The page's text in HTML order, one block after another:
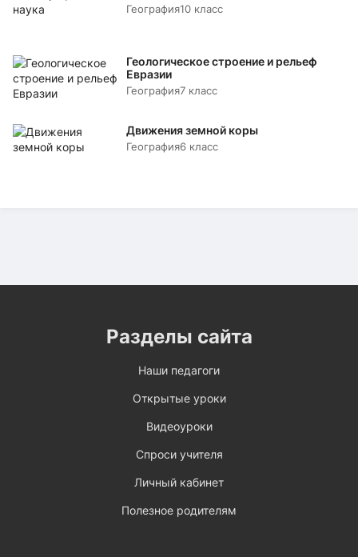
География10 класс
Геологическое строение и рельеф
Евразии
География7 класс
Движения земной коры
География6 класс
Разделы сайта
Наши педагоги
Открытые уроки
Видеоуроки
Спроси учителя
Личный кабинет
Полезное родителям